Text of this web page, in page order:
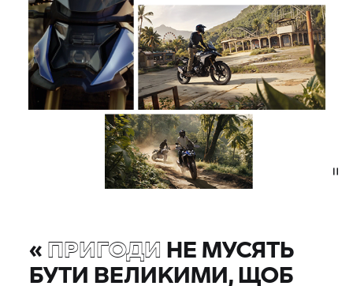
«ПРИГОДИ НЕ МУСЯТЬ
БУТИ ВЕЛИКИМИ, ЩОБ